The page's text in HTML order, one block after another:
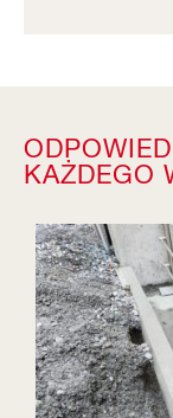
KAŻDEGO